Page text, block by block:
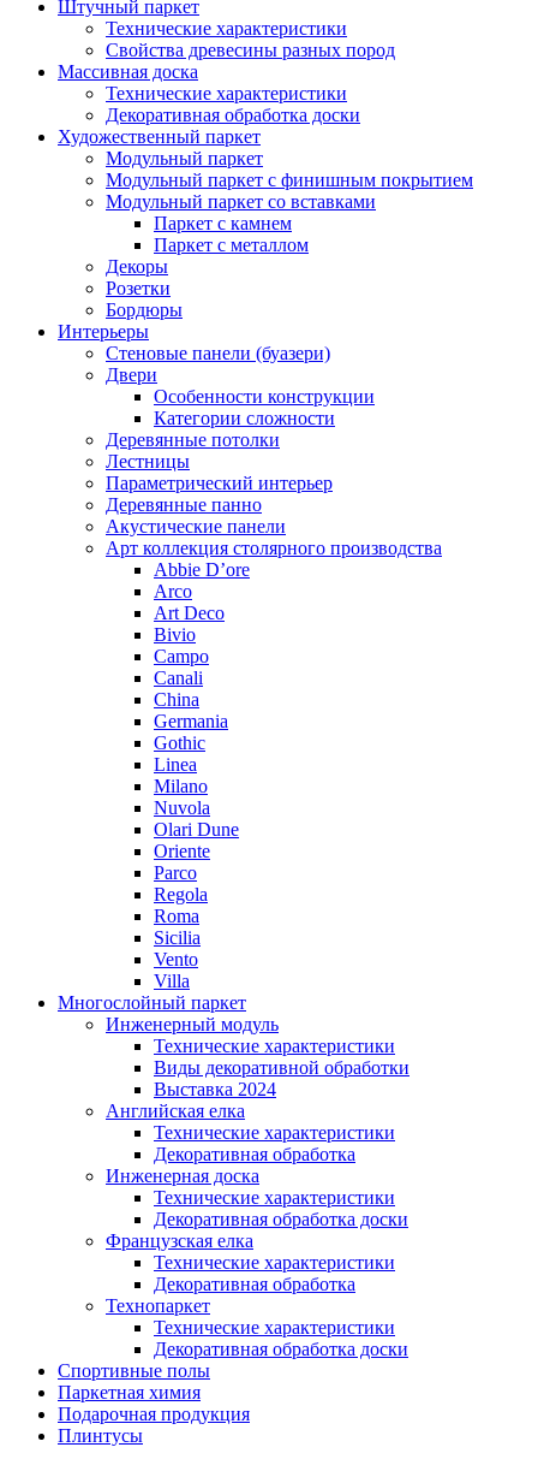
Штучный паркет
Технические характеристики
Свойства древесины разных пород
Массивная доска
Технические характеристики
Декоративная обработка доски
Художественный паркет
Модульный паркет
Модульный паркет с финишным покрытием
Модульный паркет со вставками
Паркет с камнем
Паркет с металлом
Декоры
Розетки
Бордюры
Интерьеры
Стеновые панели (буазери)
Двери
Особенности конструкции
Категории сложности
Деревянные потолки
Лестницы
Параметрический интерьер
Деревянные панно
Акустические панели
Арт коллекция столярного производства
Abbie D’ore
Arco
Art Deco
Bivio
Campo
Canali
China
Germania
Gothic
Linea
Milano
Nuvola
Olari Dune
Oriente
Parco
Regola
Roma
Sicilia
Vento
Villa
Многослойный паркет
Инженерный модуль
Технические характеристики
Виды декоративной обработки
Выставка 2024
Английская елка
Технические характеристики
Декоративная обработка
Инженерная доска
Технические характеристики
Декоративная обработка доски
Французская елка
Технические характеристики
Декоративная обработка
Технопаркет
Технические характеристики
Декоративная обработка доски
Спортивные полы
Паркетная химия
Подарочная продукция
Плинтусы